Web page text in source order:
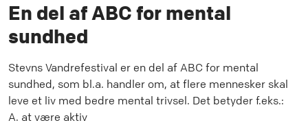
En del af ABC for mental
sundhed
Stevns Vandrefestival er en del af ABC for mental
sundhed, som bl.a. handler om, at flere mennesker skal
leve et liv med bedre mental trivsel. Det betyder f.eks.:
A. at være aktiv